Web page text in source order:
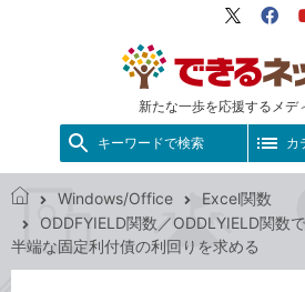
新たな一歩を応援するメデ
X（旧
キーワードで検索 カ
で
き
Windows/Office
Excel関数
ODDFYIELD関数／ODDLYIELD関数
半端な固定利付債の利回りを求める